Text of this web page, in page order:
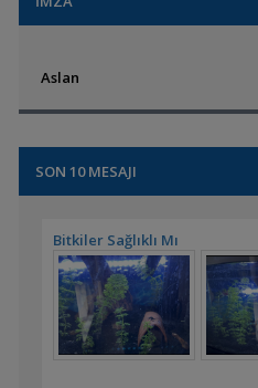
Aslan
SON 10 MESAJI
Bitkiler Sağlıklı Mı